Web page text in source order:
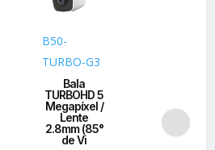
B50-
TURBO-G3
Bala
TURBOHD 5
Megapíxel /
Lente
2.8mm (85°
de Vi